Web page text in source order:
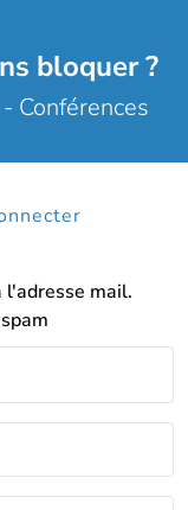
bloquer ?
Conférences
l'adresse mail.